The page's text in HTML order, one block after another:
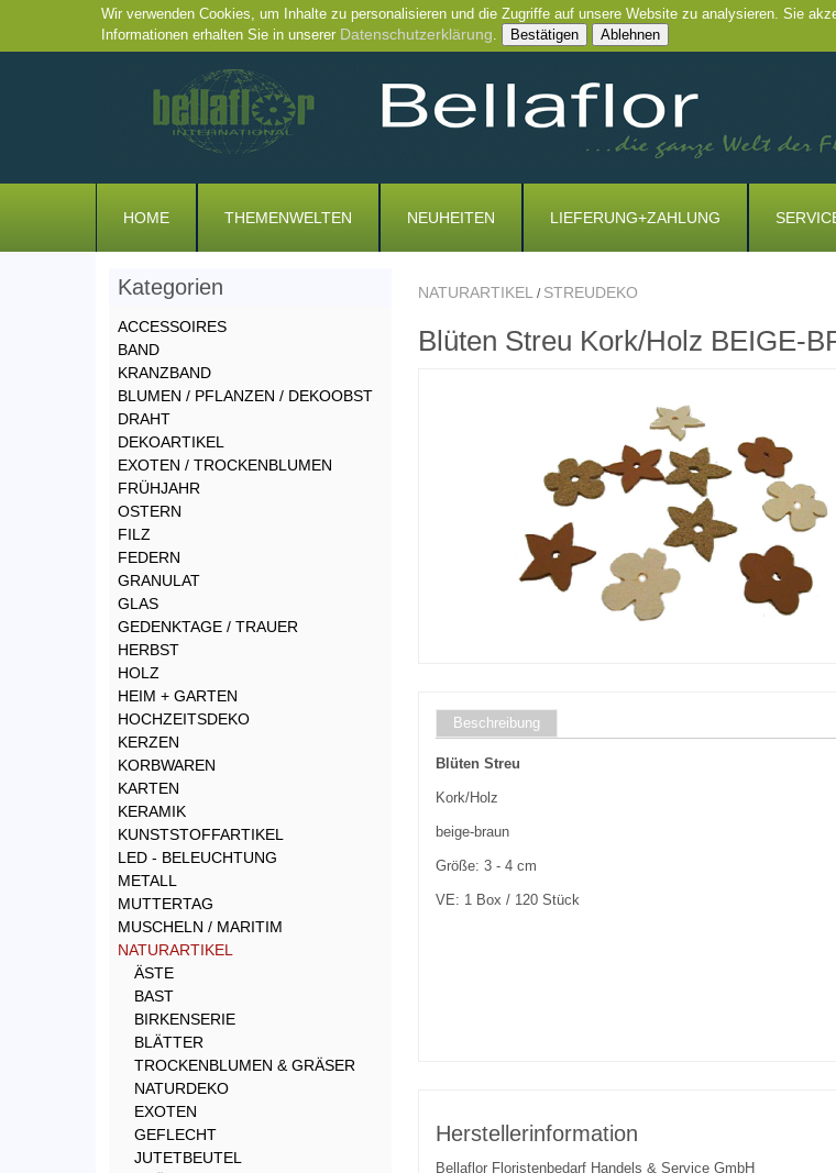
Wir verwenden Cookies, um Inhalte zu personalisieren und die Zugriffe auf unsere Website zu analysieren. Sie
Informationen erhalten Sie in unserer Datenschutzerklärung. Bestätigen Ablehnen
HOME THEMENWELTEN NEUHEITEN LIEFERUNG+ZAHLUNG
NATURARTIKEL / STREUDEKO
Blüten Streu Kork/Holz BEIGE-
Beschreibung
Blüten Streu
Kork/Holz
beige-braun
Größe: 3 - 4 cm
VE: 1 Box / 120 Stück
Herstellerinformation
Bellaflor Floristenbedarf Handels & Service GmbH
Kategorien
ACCESSOIRES
BAND
KRANZBAND
BLUMEN / PFLANZEN / DEKOOBST
DRAHT
DEKOARTIKEL
EXOTEN / TROCKENBLUMEN
FRÜHJAHR
OSTERN
FILZ
FEDERN
GRANULAT
GLAS
GEDENKTAGE / TRAUER
HERBST
HOLZ
HEIM + GARTEN
HOCHZEITSDEKO
KERZEN
KORBWAREN
KARTEN
KERAMIK
KUNSTSTOFFARTIKEL
LED - BELEUCHTUNG
METALL
MUTTERTAG
MUSCHELN / MARITIM
NATURARTIKEL
ÄSTE
BAST
BIRKENSERIE
BLÄTTER
TROCKENBLUMEN & GRÄSER
NATURDEKO
EXOTEN
GEFLECHT
JUTETBEUTEL